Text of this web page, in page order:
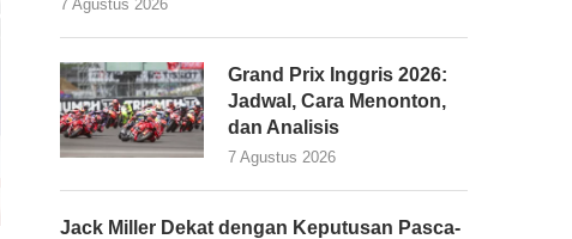
7 Agustus 2026
Grand Prix Inggris 2026:
Jadwal, Cara Menonton,
dan Analisis
7 Agustus 2026
Jack Miller Dekat dengan Keputusan Pasca-